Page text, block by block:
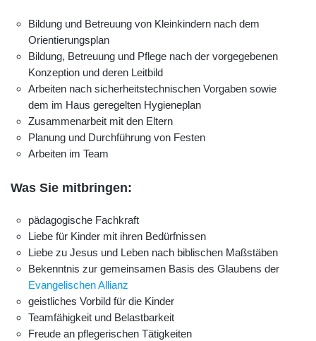
Bildung und Betreuung von Kleinkindern nach dem
Orientierungsplan
Bildung, Betreuung und Pflege nach der vorgegebenen
Konzeption und deren Leitbild
Arbeiten nach sicherheitstechnischen Vorgaben sowie
dem im Haus geregelten Hygieneplan
Zusammenarbeit mit den Eltern
Planung und Durchführung von Festen
Arbeiten im Team
Was Sie mitbringen:
pädagogische Fachkraft
Liebe für Kinder mit ihren Bedürfnissen
Liebe zu Jesus und Leben nach biblischen Maßstäben
Bekenntnis zur gemeinsamen Basis des Glaubens der
Evangelischen Allianz
geistliches Vorbild für die Kinder
Teamfähigkeit und Belastbarkeit
Freude an pflegerischen Tätigkeiten